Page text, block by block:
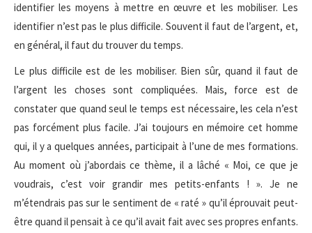
identifier les moyens à mettre en œuvre et les mobiliser. Les
identifier n’est pas le plus difficile. Souvent il faut de l’argent, et,
en général, il faut du trouver du temps.
Le plus difficile est de les mobiliser. Bien sûr, quand il faut de
l’argent les choses sont compliquées. Mais, force est de
constater que quand seul le temps est nécessaire, les cela n’est
pas forcément plus facile. J’ai toujours en mémoire cet homme
qui, il y a quelques années, participait à l’une de mes formations.
Au moment où j’abordais ce thème, il a lâché « Moi, ce que je
voudrais, c’est voir grandir mes petits-enfants ! ». Je ne
m’étendrais pas sur le sentiment de « raté » qu’il éprouvait peut-
être quand il pensait à ce qu’il avait fait avec ses propres enfants.